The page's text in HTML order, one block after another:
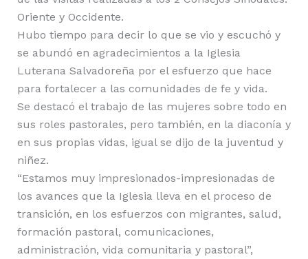
Oriente y Occidente.
Hubo tiempo para decir lo que se vio y escuchó y
se abundó en agradecimientos a la Iglesia
Luterana Salvadoreña por el esfuerzo que hace
para fortalecer a las comunidades de fe y vida.
Se destacó el trabajo de las mujeres sobre todo en
sus roles pastorales, pero también, en la diaconía y
en sus propias vidas, igual se dijo de la juventud y
niñez.
“Estamos muy impresionados-impresionadas de
los avances que la Iglesia lleva en el proceso de
transición, en los esfuerzos con migrantes, salud,
formación pastoral, comunicaciones,
administración, vida comunitaria y pastoral”,